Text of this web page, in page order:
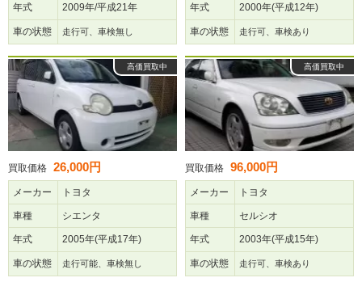
年式 2009年/平成21年
車の状態 走行可、車検無し
年式 2000年(平成12年)
車の状態 走行可、車検あり
高価買取中
買取価格 26,000円
メーカー トヨタ
車種 シエンタ
年式 2005年(平成17年)
車の状態 走行可能、車検無し
高価買取中
買取価格 96,000円
メーカー トヨタ
車種 セルシオ
年式 2003年(平成15年)
車の状態 走行可、車検あり